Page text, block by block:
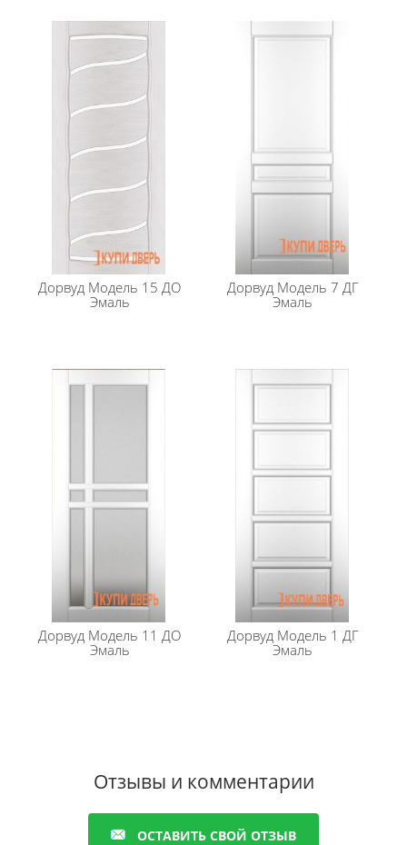
Дорвуд Модель 15 ДО
Эмаль
Дорвуд Модель 7 ДГ
Эмаль
Дорвуд Модель 11 ДО
Эмаль
Дорвуд Модель 1 ДГ
Эмаль
Отзывы и комментарии
ОСТАВИТЬ СВОЙ ОТЗЫВ